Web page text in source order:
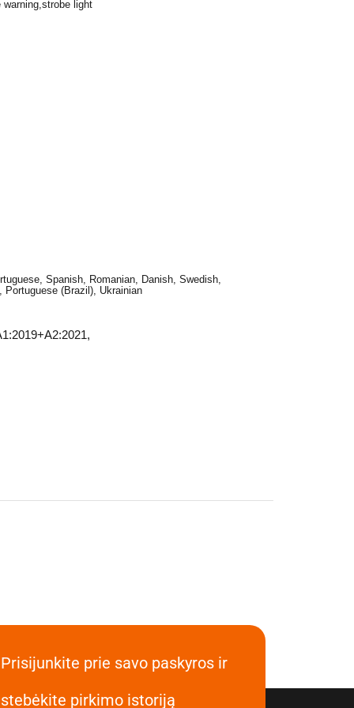
light
Spanish, Romanian, Danish, Swedish,
(Brazil), Ukrainian
Prisijunkite prie savo paskyros ir
stebėkite pirkimo istoriją